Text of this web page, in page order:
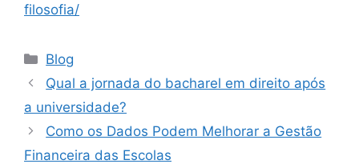
filosofia/
Categories
Blog
Qual a jornada do bacharel em direito após
a universidade?
Como os Dados Podem Melhorar a Gestão
Financeira das Escolas